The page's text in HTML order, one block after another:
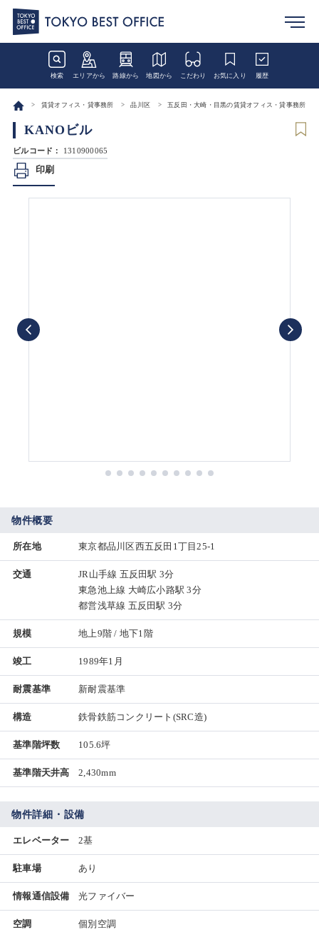
検索 エリアから 路線から 地図から こだわり お気に入り 履歴
賃貸オフィス・貸事務所 品川区 五反田・大崎・目黒の賃貸オフィス・貸事務所
KANOビル
ビルコード： 1310900065
印刷
物件概要
所在地 東京都品川区西五反田1丁目25-1
交通
JR山手線 五反田駅 3分
東急池上線 大崎広小路駅 3分
都営浅草線 五反田駅 3分
規模 地上9階 / 地下1階
竣工 1989年1月
耐震基準 新耐震基準
構造 鉄骨鉄筋コンクリート(SRC造)
基準階坪数 105.6坪
基準階天井高 2,430mm
物件詳細・設備
エレベーター 2基
駐車場 あり
情報通信設備 光ファイバー
空調 個別空調